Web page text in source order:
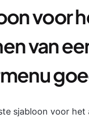
voor
van
sjabloon voor het